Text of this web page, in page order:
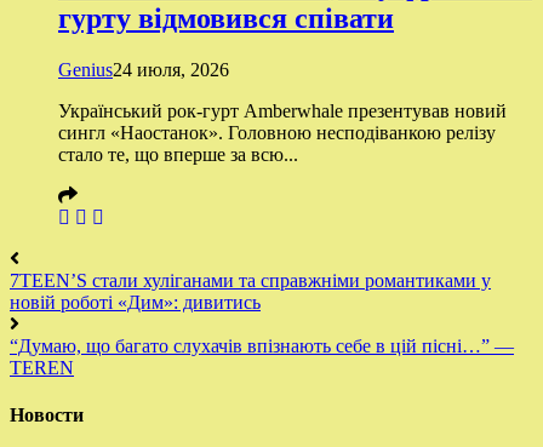
гурту відмовився співати
Genius24 июля, 2026
Український рок-гурт Amberwhale презентував новий
сингл «Наостанок». Головною несподіванкою релізу
стало те, що вперше за всю...
7TEEN’S стали хуліганами та справжніми романтиками у
новій роботі «Дим»: дивитись
“Думаю, що багато слухачів впізнають себе в цій пісні…” —
TEREN
Новости